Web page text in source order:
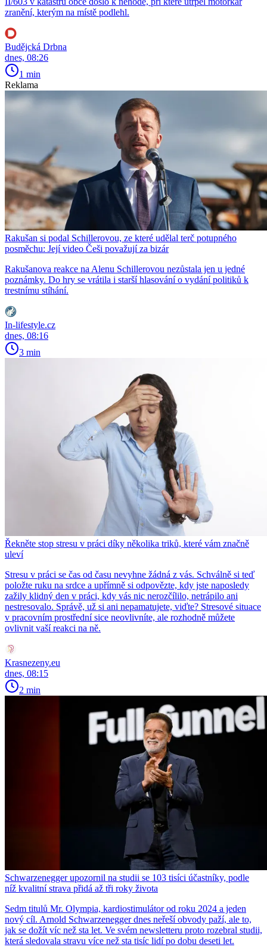
zranění, kterým na místě podlehl.
Budějcká Drbna
dnes, 08:26
1 min
Reklama
Rakušan si podal Schillerovou, ze které udělal terč potupného
posměchu: Její video Češi považují za bizár
Rakušanova reakce na Alenu Schillerovou nezůstala jen u jedné
poznámky. Do hry se vrátila i starší hlasování o vydání politiků k
trestnímu stíhání.
In-lifestyle.cz
dnes, 08:16
3 min
Řekněte stop stresu v práci díky několika triků, které vám značně
uleví
Stresu v práci se čas od času nevyhne žádná z vás. Schválně si teď
položte ruku na srdce a upřímně si odpovězte, kdy jste naposledy
zažily klidný den v práci, kdy vás nic nerozčílilo, netrápilo ani
nestresovalo. Správě, už si ani nepamatujete, viďte? Stresové situace
v pracovním prostřední sice neovlivníte, ale rozhodně můžete
ovlivnit vaší reakci na ně.
Krasnezeny.eu
dnes, 08:15
2 min
Schwarzenegger upozornil na studii se 103 tisíci účastníky, podle
níž kvalitní strava přidá až tři roky života
Sedm titulů Mr. Olympia, kardiostimulátor od roku 2024 a jeden
nový cíl. Arnold Schwarzenegger dnes neřeší obvody paží, ale to,
jak se dožít víc než sta let. Ve svém newsletteru proto rozebral studii,
která sledovala stravu více než sta tisíc lidí po dobu deseti let.